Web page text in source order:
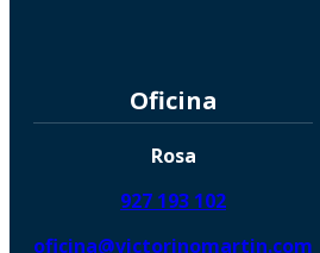
Oficina
Rosa
927 193 102
oficina@victorinomartin.com